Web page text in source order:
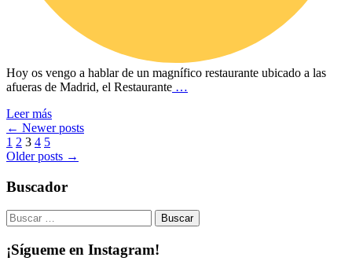
Hoy os vengo a hablar de un magnífico restaurante ubicado a las
afueras de Madrid, el Restaurante …
Leer más
← Newer posts
1 2 3 4 5
Older posts →
Buscador
¡Sígueme en Instagram!